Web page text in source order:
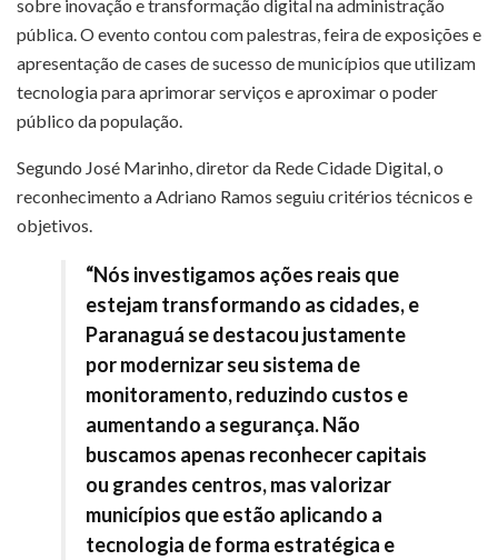
sobre inovação e transformação digital na administração
pública. O evento contou com palestras, feira de exposições e
apresentação de cases de sucesso de municípios que utilizam
tecnologia para aprimorar serviços e aproximar o poder
público da população.
Segundo José Marinho, diretor da Rede Cidade Digital, o
reconhecimento a Adriano Ramos seguiu critérios técnicos e
objetivos.
“Nós investigamos ações reais que
estejam transformando as cidades, e
Paranaguá se destacou justamente
por modernizar seu sistema de
monitoramento, reduzindo custos e
aumentando a segurança. Não
buscamos apenas reconhecer capitais
ou grandes centros, mas valorizar
municípios que estão aplicando a
tecnologia de forma estratégica e